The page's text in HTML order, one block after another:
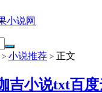
小说网
> 小说推荐 > 正文
吉小说txt百